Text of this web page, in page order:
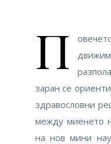
П
заран се
здравословни
между миенето
на нов мини